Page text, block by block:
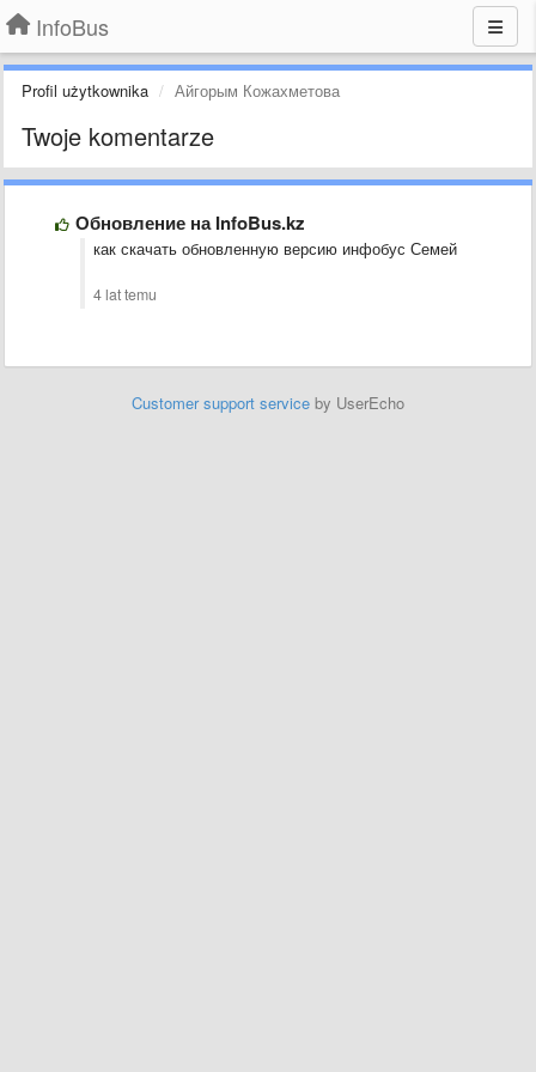
InfoBus
Profil użytkownika Айгорым Кожахметова
Twoje komentarze
Обновление на InfoBus.kz
как скачать обновленную версию инфобус Семей
4 lat temu
Customer support service by UserEcho